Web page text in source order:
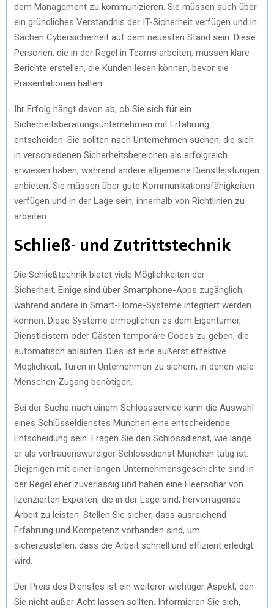
dem Management zu kommunizieren. Sie müssen auch über
ein gründliches Verständnis der IT-Sicherheit verfügen und in
Sachen Cybersicherheit auf dem neuesten Stand sein. Diese
Personen, die in der Regel in Teams arbeiten, müssen klare
Berichte erstellen, die Kunden lesen können, bevor sie
Präsentationen halten.
Ihr Erfolg hängt davon ab, ob Sie sich für ein
Sicherheitsberatungsunternehmen mit Erfahrung
entscheiden. Sie sollten nach Unternehmen suchen, die sich
in verschiedenen Sicherheitsbereichen als erfolgreich
erwiesen haben, während andere allgemeine Dienstleistungen
anbieten. Sie müssen über gute Kommunikationsfähigkeiten
verfügen und in der Lage sein, innerhalb von Richtlinien zu
arbeiten.
Schließ- und Zutrittstechnik
Die Schließtechnik bietet viele Möglichkeiten der
Sicherheit. Einige sind über Smartphone-Apps zugänglich,
während andere in Smart-Home-Systeme integriert werden
können. Diese Systeme ermöglichen es dem Eigentümer,
Dienstleistern oder Gästen temporäre Codes zu geben, die
automatisch ablaufen. Dies ist eine äußerst effektive
Möglichkeit, Türen in Unternehmen zu sichern, in denen viele
Menschen Zugang benötigen.
Bei der Suche nach einem Schlossservice kann die Auswahl
eines Schlüsseldienstes München eine entscheidende
Entscheidung sein. Fragen Sie den Schlossdienst, wie lange
er als vertrauenswürdiger Schlossdienst München tätig ist.
Diejenigen mit einer langen Unternehmensgeschichte sind in
der Regel eher zuverlässig und haben eine Heerschar von
lizenzierten Experten, die in der Lage sind, hervorragende
Arbeit zu leisten. Stellen Sie sicher, dass ausreichend
Erfahrung und Kompetenz vorhanden sind, um
sicherzustellen, dass die Arbeit schnell und effizient erledigt
wird.
Der Preis des Dienstes ist ein weiterer wichtiger Aspekt, den
Sie nicht außer Acht lassen sollten. Informieren Sie sich,